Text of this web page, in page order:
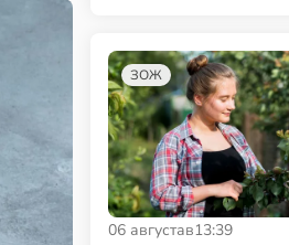
ЗОЖ
06 августав13:39